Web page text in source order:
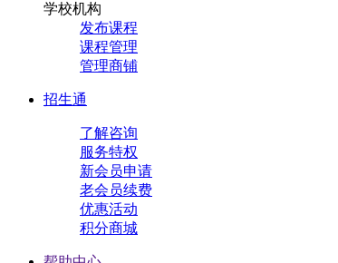
学校机构
发布课程
课程管理
管理商铺
招生通
了解咨询
服务特权
新会员申请
老会员续费
优惠活动
积分商城